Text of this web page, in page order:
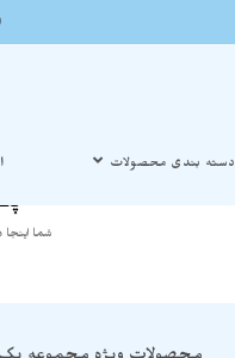
دسته بندی محصولات
شما اینجا